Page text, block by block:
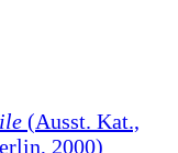
(Ausst. Kat.,
2000)